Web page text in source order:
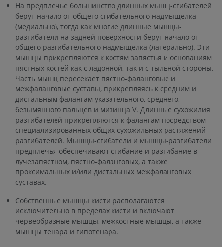
На предплечье большинство длинных мышц-сгибателей
берут начало от общего сгибательного надмыщелка
(медиально), тогда как многие длинные мышцы-
разгибатели на задней поверхности берут начало от
общего разгибательного надмыщелка (латерально). Эти
мышцы прикрепляются к костям запястья и основаниям
пястных костей как с ладонной, так и с тыльной стороны.
Часть мышц пересекает пястно-фаланговые и
межфаланговые суставы, прикрепляясь к средним и
дистальным фалангам указательного, среднего,
безымянного пальцев и мизинца V. Длинные сухожилия
разгибателей прикрепляются к фалангам посредством
специализированных общих сухожильных растяжений
разгибателей. Мышцы-сгибатели и мышцы-разгибатели
предплечья обеспечивают сгибание и разгибание в
лучезапястном, пястно-фаланговых, а также
проксимальных и/или дистальных межфаланговых
суставах.
Собственные мышцы кисти располагаются
исключительно в пределах кисти и включают
червеобразные мышцы, межкостные мышцы, а также
мышцы тенара и гипотенара.